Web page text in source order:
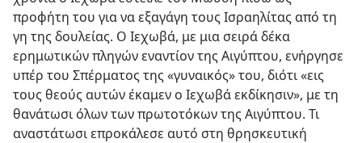
προφήτη του για να εξαγάγη τους Ισραηλίτας από τη
γη της δουλείας. Ο Ιεχωβά, με μια σειρά δέκα
ερημωτικών πληγών εναντίον της Αιγύπτου, ενήργησε
υπέρ του Σπέρματος της «γυναικός» του, διότι «εις
τους θεούς αυτών έκαμεν ο Ιεχωβά εκδίκησιν», με τη
θανάτωσι όλων των πρωτοτόκων της Αιγύπτου. Τι
αναστάτωσι επροκάλεσε αυτό στη θρησκευτική